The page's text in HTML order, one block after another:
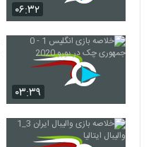
۰۶:۳۲
۰۳:۳۹